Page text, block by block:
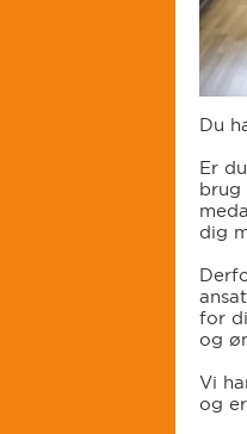
Du
Er
brug
dig
for
og
Vi
og